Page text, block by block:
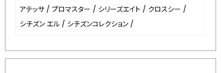
アテッサ / プロマスター / シリーズエイト / クロスシー /
シチズン エル / シチズンコレクション /